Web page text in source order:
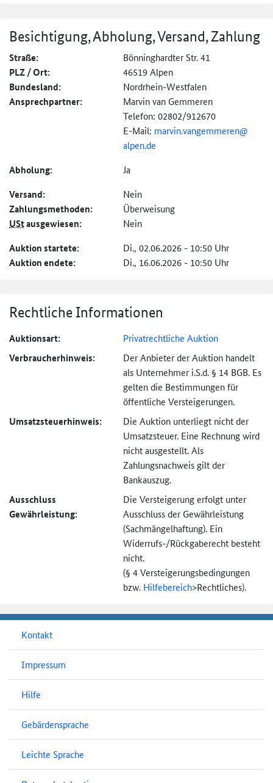
Besichtigung, Abholung, Versand, Zahlung
Straße: Bönninghardter Str. 41
PLZ / Ort: 46519 Alpen
Bundesland: Nordrhein-Westfalen
Ansprechpartner:
Marvin van Gemmeren
Telefon: 02802/912670
E-Mail: marvin.vangemmeren@
alpen.de
Abholung: Ja
Versand: Nein
Zahlungs­methoden: Überweisung
UStausgewiesen: Nein
Auktion startete: Di., 02.06.2026 - 10:50 Uhr
Auktion endete: Di., 16.06.2026 - 10:50 Uhr
Rechtliche Informationen
Auktionsart: Privatrechtliche Auktion
Verbraucher­hinweis:
Der Anbieter der Auktion handelt
als Unternehmer i.S.d. § 14 BGB. Es
gelten die Bestimmungen für
öffentliche Versteigerungen.
Umsatzsteuer­hinweis:
Die Auktion unterliegt nicht der
Umsatzsteuer. Eine Rechnung wird
nicht ausgestellt. Als
Zahlungsnachweis gilt der
Bankauszug.
Ausschluss
Gewährleistung:
Die Versteigerung erfolgt unter
Ausschluss der Gewährleistung
(Sachmängel­haftung). Ein
Widerrufs-/Rückgaberecht besteht
nicht.
(§ 4 Versteigerungs­bedingungen
bzw. Hilfebereich>Rechtliches).
Kontakt
Impressum
Hilfe
Gebärdensprache
Leichte Sprache